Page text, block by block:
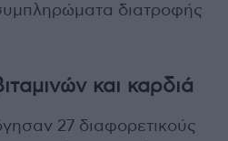
διατροφής
και καρδιά
27 διαφορετικούς